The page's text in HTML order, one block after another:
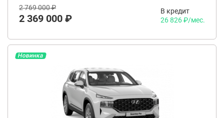
2 769 000 ₽
2 369 000 ₽
В кредит
26 826 ₽/мес.
Новинка